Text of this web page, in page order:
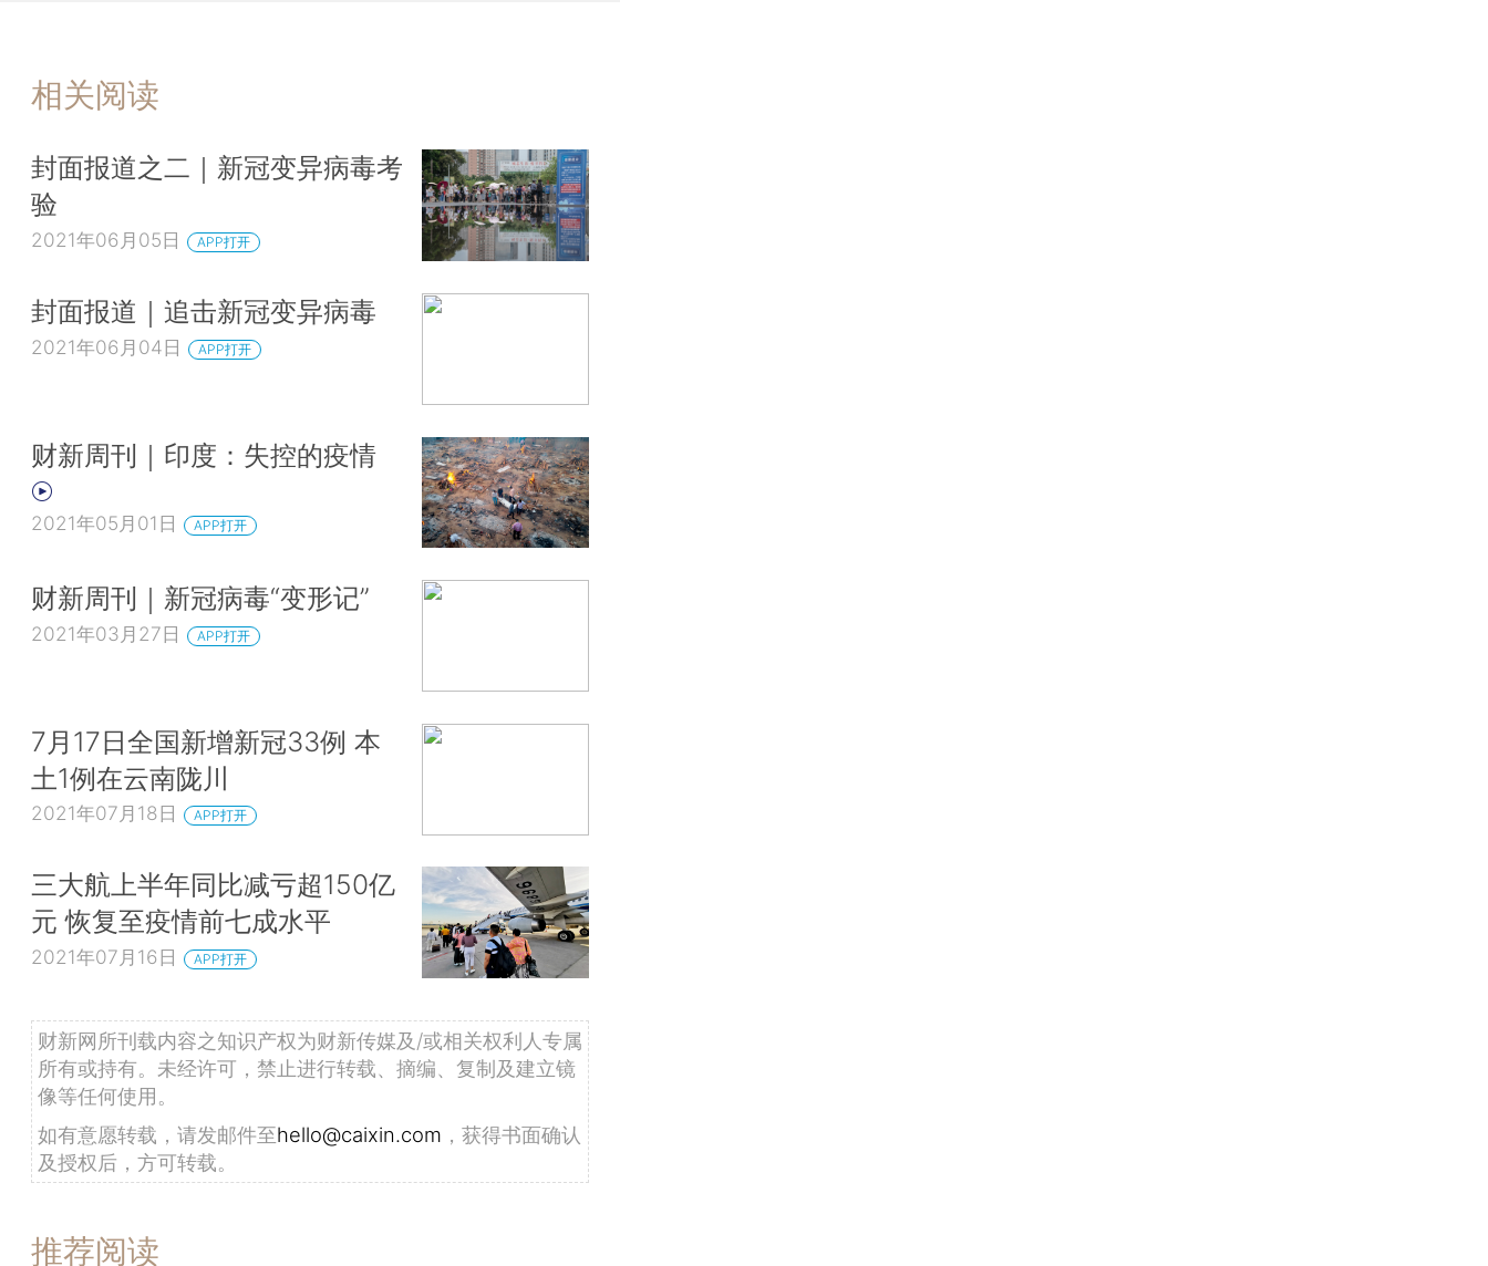
相关阅读
封面报道之二｜新冠变异病毒考
验
2021年06月05日 APP打开
封面报道｜追击新冠变异病毒
2021年06月04日 APP打开
财新周刊｜印度：失控的疫情
2021年05月01日 APP打开
财新周刊｜新冠病毒“变形记”
2021年03月27日 APP打开
7月17日全国新增新冠33例 本
土1例在云南陇川
2021年07月18日 APP打开
三大航上半年同比减亏超150亿
元 恢复至疫情前七成水平
2021年07月16日 APP打开
财新网所刊载内容之知识产权为财新传媒及/或相关权利人专属
所有或持有。未经许可，禁止进行转载、摘编、复制及建立镜
像等任何使用。
如有意愿转载，请发邮件至hello@caixin.com ，获得书面确认
及授权后，方可转载。
推荐阅读